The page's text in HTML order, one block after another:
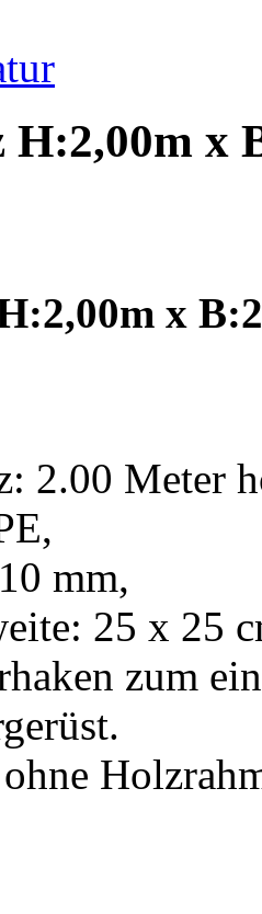
H:2,00m x
x
2.00 Meter
mm,
25 x 25
zum